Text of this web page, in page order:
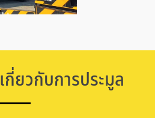
เกี่ยวกับการประมูล